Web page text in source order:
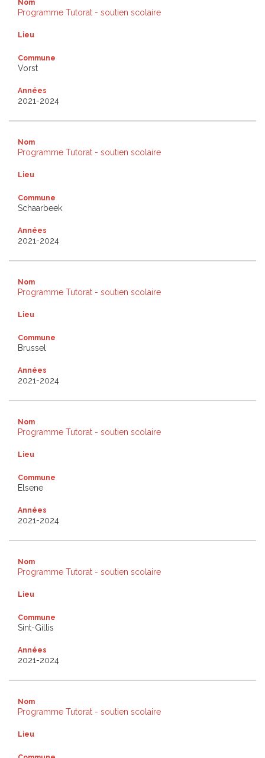
Nom
Programme Tutorat - soutien scolaire
Lieu
Commune
Vorst
Années
2021-2024
Nom
Programme Tutorat - soutien scolaire
Lieu
Commune
Schaarbeek
Années
2021-2024
Nom
Programme Tutorat - soutien scolaire
Lieu
Commune
Brussel
Années
2021-2024
Nom
Programme Tutorat - soutien scolaire
Lieu
Commune
Elsene
Années
2021-2024
Nom
Programme Tutorat - soutien scolaire
Lieu
Commune
Sint-Gillis
Années
2021-2024
Nom
Programme Tutorat - soutien scolaire
Lieu